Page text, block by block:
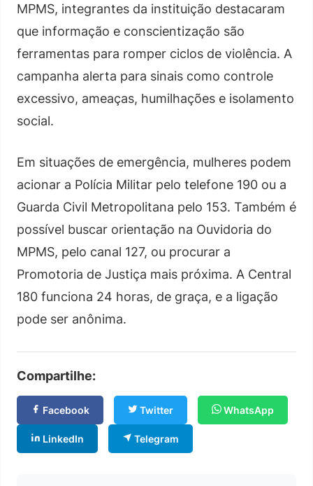
MPMS, integrantes da instituição destacaram
que informação e conscientização são
ferramentas para romper ciclos de violência. A
campanha alerta para sinais como controle
excessivo, ameaças, humilhações e isolamento
social.
Em situações de emergência, mulheres podem
acionar a Polícia Militar pelo telefone 190 ou a
Guarda Civil Metropolitana pelo 153. Também é
possível buscar orientação na Ouvidoria do
MPMS, pelo canal 127, ou procurar a
Promotoria de Justiça mais próxima. A Central
180 funciona 24 horas, de graça, e a ligação
pode ser anônima.
Compartilhe:
Facebook Twitter WhatsApp
LinkedIn Telegram